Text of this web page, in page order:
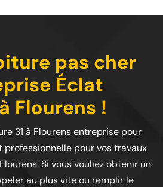
pas cher
Éclat
Flourens !
31 à Flourens entreprise pour
professionnelle pour vos travaux
Si vous vouliez obtenir un
au plus vite ou remplir le